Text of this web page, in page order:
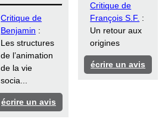
Critique de
Benjamin :
Les structures
de l’animation
de la vie
socia...
écrire un avis
Critique de
François S.F. :
Un retour aux
origines
écrire un avis